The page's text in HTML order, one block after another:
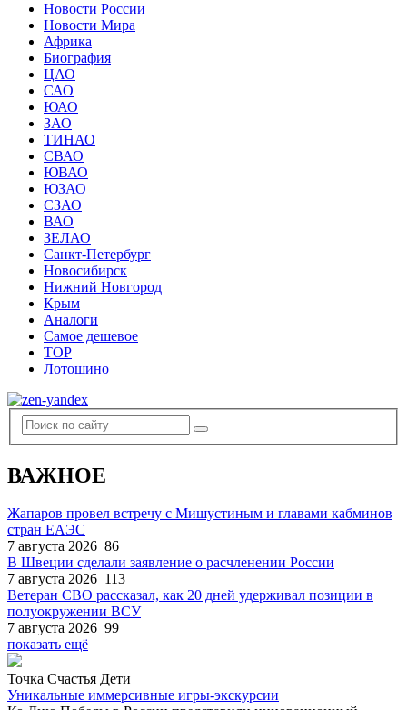
Новости России
Новости Мира
Африка
Биография
ЦАО
САО
ЮАО
ЗАО
ТИНАО
СВАО
ЮВАО
ЮЗАО
СЗАО
ВАО
ЗЕЛАО
Санкт-Петербург
Новосибирск
Нижний Новгород
Крым
Аналоги
Самое дешевое
TOP
Лотошино
ВАЖНОЕ
Жапаров провел встречу с Мишустиным и главами кабминов
стран ЕАЭС
7 августа 2026 86
В Швеции сделали заявление о расчленении России
7 августа 2026 113
Ветеран СВО рассказал, как 20 дней удерживал позиции в
полуокружении ВСУ
7 августа 2026 99
показать ещё
Точка Счастья Дети
Уникальные иммерсивные игры-экскурсии